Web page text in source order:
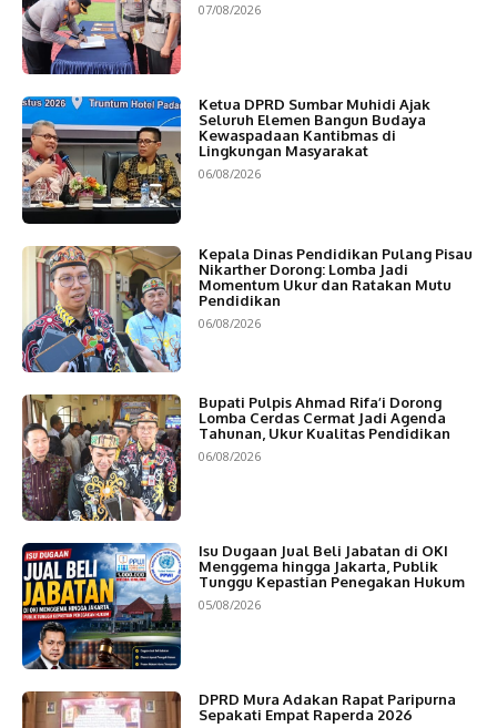
07/08/2026
Ketua DPRD Sumbar Muhidi Ajak
Seluruh Elemen Bangun Budaya
Kewaspadaan Kantibmas di
Lingkungan Masyarakat
06/08/2026
Kepala Dinas Pendidikan Pulang Pisau
Nikarther Dorong: Lomba Jadi
Momentum Ukur dan Ratakan Mutu
Pendidikan
06/08/2026
Bupati Pulpis Ahmad Rifa’i Dorong
Lomba Cerdas Cermat Jadi Agenda
Tahunan, Ukur Kualitas Pendidikan
06/08/2026
Isu Dugaan Jual Beli Jabatan di OKI
Menggema hingga Jakarta, Publik
Tunggu Kepastian Penegakan Hukum
05/08/2026
DPRD Mura Adakan Rapat Paripurna
Sepakati Empat Raperda 2026